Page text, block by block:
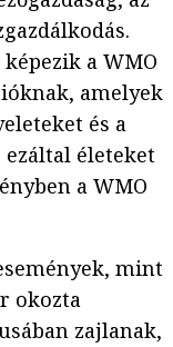
a WMO
amelyek
és a
ezáltal életeket
a WMO
mint
okozta
zajlanak,